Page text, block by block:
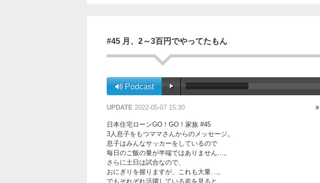
#45 月、2～3百円でやってたもん
Podcast
UPDATE 2022-05-07 15:30
日本住宅ローンGO！GO！家族 #45
3人息子をもつママさんからのメッセージ。
息子はみんなサッカーをしているので
毎日のご飯の量が半端ではありません…。
さらに土日は試合なので、
おにぎりを握りますが、これも大量…。
でもそれぞれ活躍している姿を見ると、